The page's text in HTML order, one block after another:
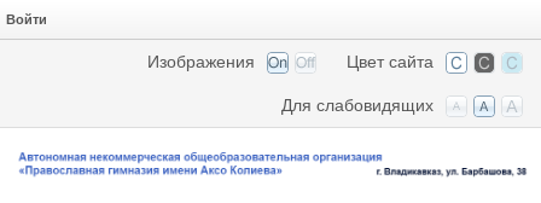
Войти
Цвет сайта
Изображения
Для слабовидящих